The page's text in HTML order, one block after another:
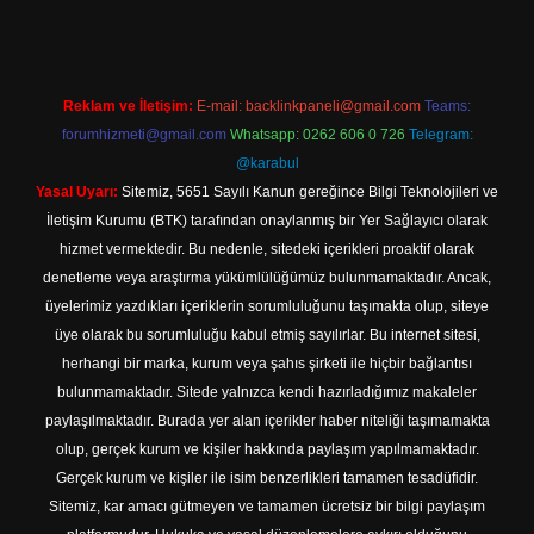
Reklam ve İletişim: E-mail: backlinkpaneli@gmail.com Teams:
forumhizmeti@gmail.com Whatsapp: 0262 606 0 726 Telegram:
@karabul
Yasal Uyarı: Sitemiz, 5651 Sayılı Kanun gereğince Bilgi Teknolojileri ve
İletişim Kurumu (BTK) tarafından onaylanmış bir Yer Sağlayıcı olarak
hizmet vermektedir. Bu nedenle, sitedeki içerikleri proaktif olarak
denetleme veya araştırma yükümlülüğümüz bulunmamaktadır. Ancak,
üyelerimiz yazdıkları içeriklerin sorumluluğunu taşımakta olup, siteye
üye olarak bu sorumluluğu kabul etmiş sayılırlar. Bu internet sitesi,
herhangi bir marka, kurum veya şahıs şirketi ile hiçbir bağlantısı
bulunmamaktadır. Sitede yalnızca kendi hazırladığımız makaleler
paylaşılmaktadır. Burada yer alan içerikler haber niteliği taşımamakta
olup, gerçek kurum ve kişiler hakkında paylaşım yapılmamaktadır.
Gerçek kurum ve kişiler ile isim benzerlikleri tamamen tesadüfidir.
Sitemiz, kar amacı gütmeyen ve tamamen ücretsiz bir bilgi paylaşım